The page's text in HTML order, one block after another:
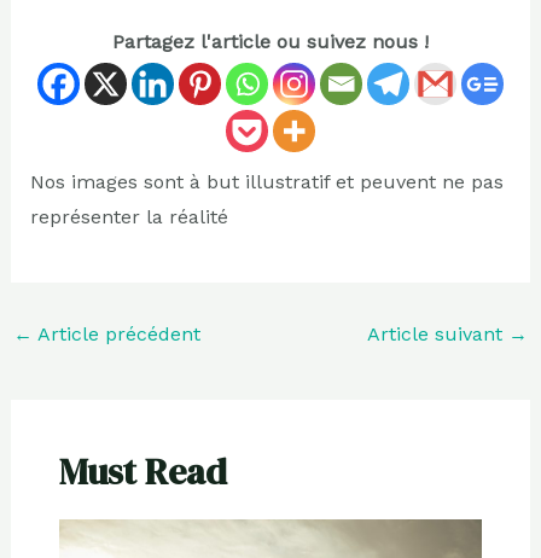
Partagez l'article ou suivez nous !
Nos images sont à but illustratif et peuvent ne pas
représenter la réalité
← Article précédent Article suivant →
Must Read